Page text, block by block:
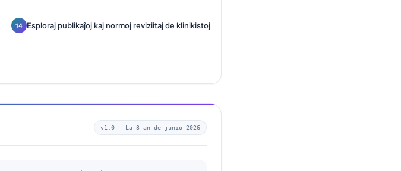
Esploraj publikaĵoj kaj normoj reviziitaj de klinikistoj
v1.0 — La 3-an de junio 2026